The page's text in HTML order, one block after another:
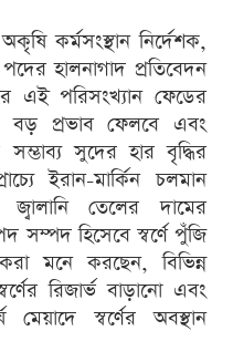
কর্মসংস্থান নির্দেশক,
হালনাগাদ প্রতিবেদন
এই পরিসংখ্যান ফেডের
বড় প্রভাব ফেলবে এবং
সম্ভাব্য সুদের হার বৃদ্ধির
ইরান-মার্কিন চলমান
জ্বালানি তেলের দামের
সম্পদ হিসেবে স্বর্ণে পুঁজি
মনে করছেন, বিভিন্ন
রিজার্ভ বাড়ানো এবং
স্বর্ণের অবস্থান